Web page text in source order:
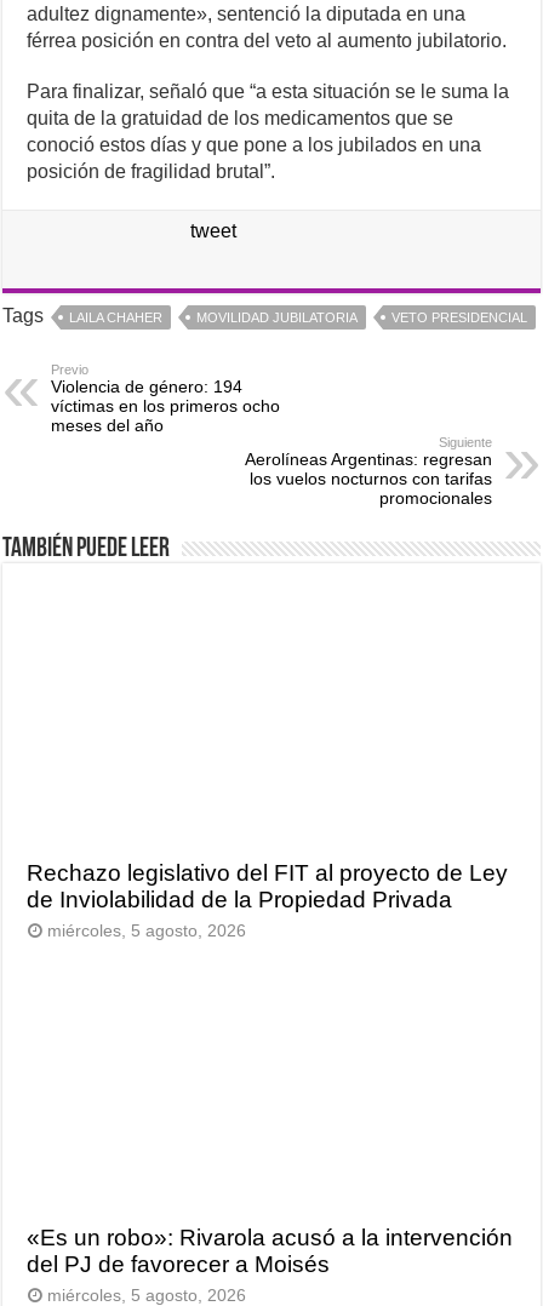
adultez dignamente», sentenció la diputada en una
férrea posición en contra del veto al aumento jubilatorio.
Para finalizar, señaló que “a esta situación se le suma la
quita de la gratuidad de los medicamentos que se
conoció estos días y que pone a los jubilados en una
posición de fragilidad brutal”.
tweet
Tags LAILA CHAHER MOVILIDAD JUBILATORIA VETO PRESIDENCIAL
Previo
Violencia de género: 194
víctimas en los primeros ocho
meses del año
Siguiente
Aerolíneas Argentinas: regresan
los vuelos nocturnos con tarifas
promocionales
También puede leer
Rechazo legislativo del FIT al proyecto de Ley
de Inviolabilidad de la Propiedad Privada
miércoles, 5 agosto, 2026
«Es un robo»: Rivarola acusó a la intervención
del PJ de favorecer a Moisés
miércoles, 5 agosto, 2026